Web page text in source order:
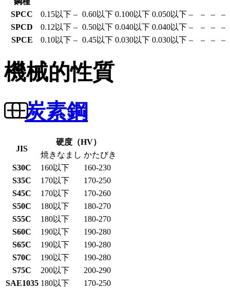
SPCC 0.15以下 – 0.60以下 0.100以下 0.050以下 – – –
–
SPCD
0.12以下 – 0.50以下 0.040以下 0.040以下 – – –
–
SPCE
0.10以下 – 0.45以下 0.030以下 0.030以下 – – – –
機械的性質
炭素鋼
JIS
硬度（HV）
焼きなまし かたびき
S30C
160以下
160-230
S35C
170以下
170-250
S45C
170以下
170-260
S50C
180以下
180-270
S55C
180以下
180-270
S60C
190以下
190-280
S65C
190以下
190-280
S70C
190以下
190-280
S75C
200以下
200-290
SAE1035 180以下
170-250